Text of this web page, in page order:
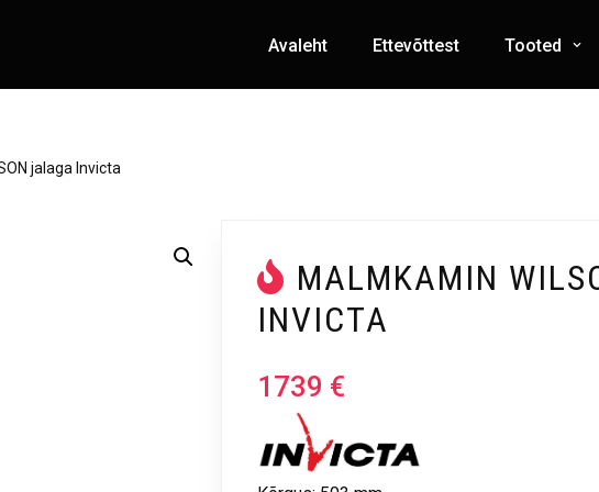
Avaleht Ettevõttest Tooted
jalaga Invicta
MALMKAMIN
INVICTA
1739 €